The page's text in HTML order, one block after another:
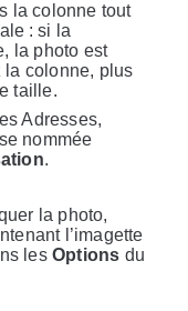
la colonne tout
: si la
la photo est
la colonne, plus
taille.
Adresses,
nommée
.
la photo,
l’imagette
les Options du